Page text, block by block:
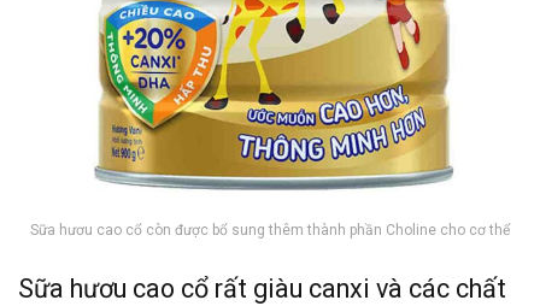
Sữa hươu cao cổ còn được bổ sung thêm thành phần Choline cho cơ thể
Sữa hươu cao cổ rất giàu canxi và các chất